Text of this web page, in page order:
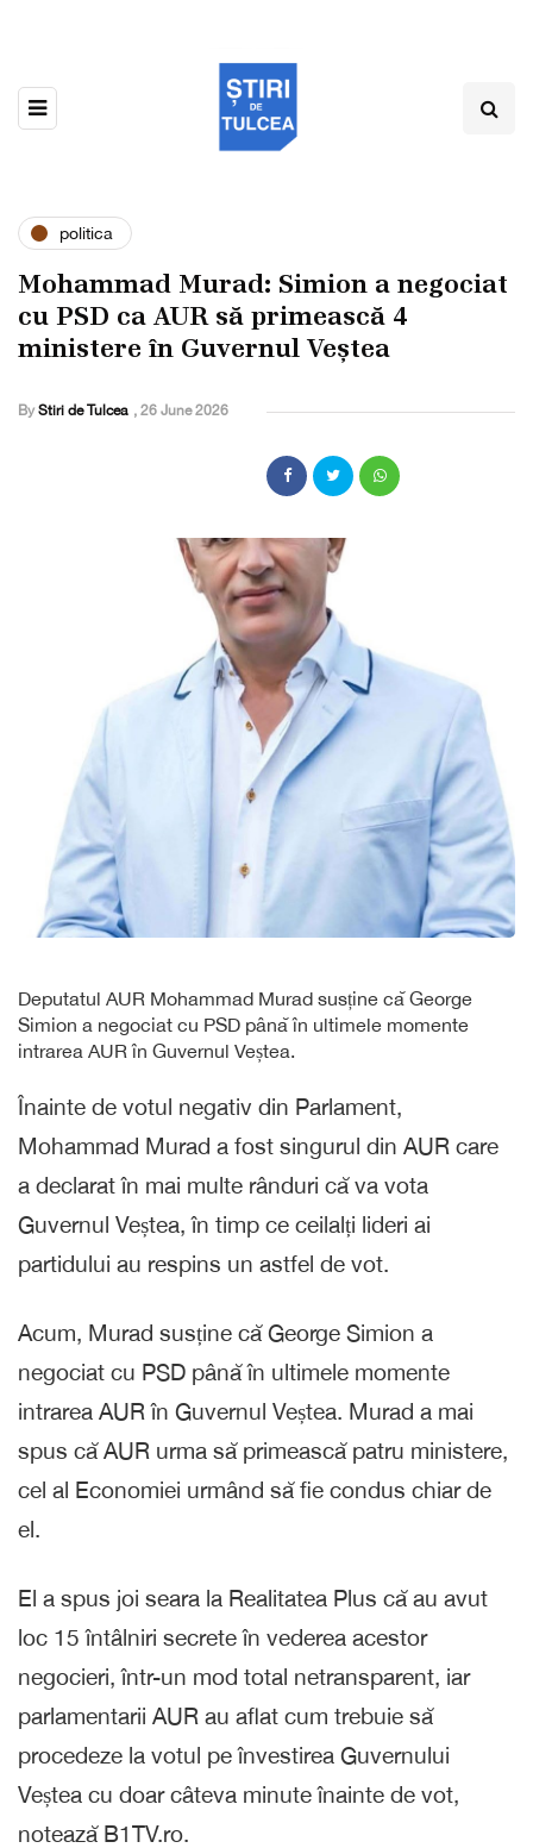
politica
Mohammad Murad: Simion a negociat
cu PSD ca AUR să primească 4
ministere în Guvernul Veștea
By Stiri de Tulcea , 26 June 2026
Deputatul AUR Mohammad Murad susține că George
Simion a negociat cu PSD până în ultimele momente
intrarea AUR în Guvernul Veștea.
Înainte de votul negativ din Parlament,
Mohammad Murad a fost singurul din AUR care
a declarat în mai multe rânduri că va vota
Guvernul Veștea, în timp ce ceilalți lideri ai
partidului au respins un astfel de vot.
Acum, Murad susține că George Simion a
negociat cu PSD până în ultimele momente
intrarea AUR în Guvernul Veștea. Murad a mai
spus că AUR urma să primească patru ministere,
cel al Economiei urmând să fie condus chiar de
el.
El a spus joi seara la Realitatea Plus că au avut
loc 15 întâlniri secrete în vederea acestor
negocieri, într-un mod total netransparent, iar
parlamentarii AUR au aflat cum trebuie să
procedeze la votul pe învestirea Guvernului
Veștea cu doar câteva minute înainte de vot,
notează B1TV.ro.